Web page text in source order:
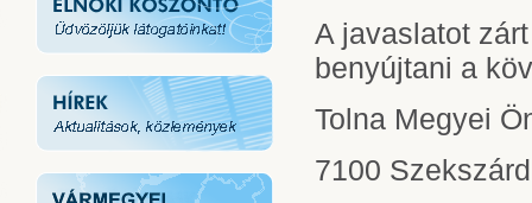
A javaslatot
benyújtani a
Tolna Megyei
7100